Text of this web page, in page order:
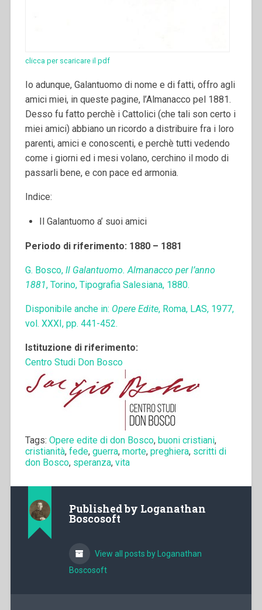
clicca per scaricare il pdf
Io adunque, Galantuomo di nome e di fatti, offro agli
amici miei, in queste pa­gine, l’Almanacco pel 1881.
Desso fu fatto perchè i Cattolici (che tali son certo i
miei amici) abbiano un ricordo a distribuire fra i loro
parenti, amici e conoscenti, e perchè tutti vedendo
come i giorni ed i mesi volano, cerchino il modo di
passarli bene, e con pace ed armonia.
Indice:
Il Galantuomo a’ suoi amici
Periodo di riferimento: 1880 – 1881
G. Bosco,Il Galantuomo. Almanacco per l’anno
1881, Torino, Tipografia Salesiana, 1880.
Disponibile anche in: Opere Edite, Roma, LAS, 1977,
vol. XXXI, pp. 441-452.
Istituzione di riferimento:
Centro Studi Don Bosco
Tags: Opere edite di don Bosco, buoni cristiani,
cristianità, fede, guerra, morte, preghiera, scritti di
don Bosco, speranza, vita
Published by Loganathan
Boscosoft
View all posts by Loganathan
Boscosoft